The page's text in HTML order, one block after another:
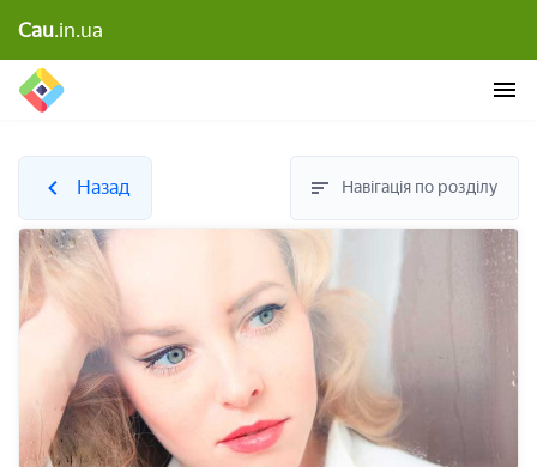
Cau.in.ua
Назад Навігація по розділу